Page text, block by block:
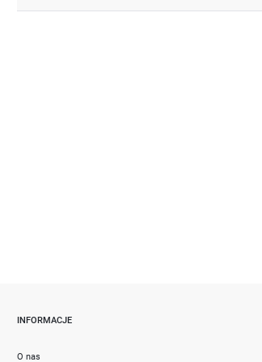
INFORMACJE
O nas